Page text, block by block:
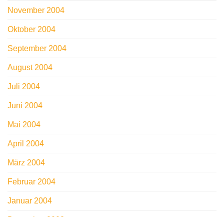
November 2004
Oktober 2004
September 2004
August 2004
Juli 2004
Juni 2004
Mai 2004
April 2004
März 2004
Februar 2004
Januar 2004